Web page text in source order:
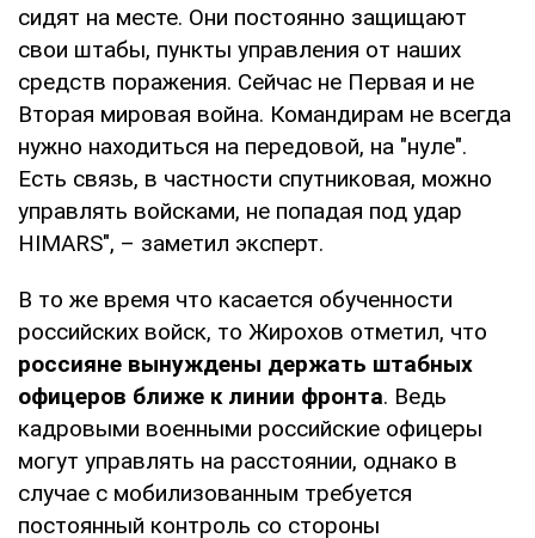
сидят на месте. Они постоянно защищают
свои штабы, пункты управления от наших
средств поражения. Сейчас не Первая и не
Вторая мировая война. Командирам не всегда
нужно находиться на передовой, на "нуле".
Есть связь, в частности спутниковая, можно
управлять войсками, не попадая под удар
HIMARS", – заметил эксперт.
В то же время что касается обученности
российских войск, то Жирохов отметил, что
россияне вынуждены держать штабных
офицеров ближе к линии фронта. Ведь
кадровыми военными российские офицеры
могут управлять на расстоянии, однако в
случае с мобилизованным требуется
постоянный контроль со стороны